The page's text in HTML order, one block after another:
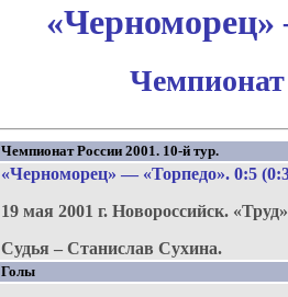
«Черноморец»
Чемпионат
Чемпионат России 2001. 10-й тур.
«Черноморец» — «Торпедо». 0:5
19 мая 2001 г. Новороссийск.
Судья – Станислав Сухина.
Голы